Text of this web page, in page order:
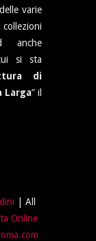
varie
anche
si sta
di
Larga” il
| All
Online